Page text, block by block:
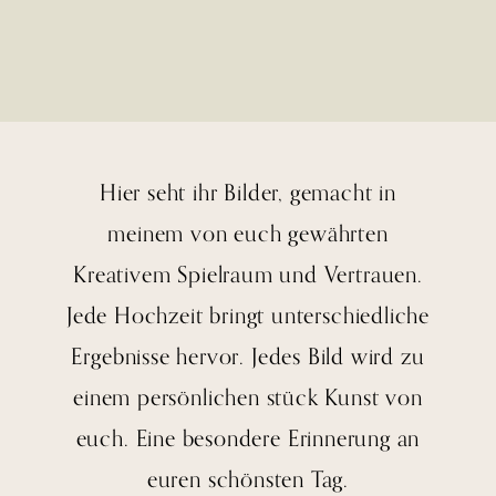
LEISTUNG
PORTFOLIO
ÜBER MICH
Hier seht ihr Bilder, gemacht in
meinem von euch gewährten
Kreativem Spielraum und Vertrauen.
Jede Hochzeit bringt unterschiedliche
Ergebnisse hervor. Jedes Bild wird zu
einem persönlichen stück Kunst von
euch. Eine besondere Erinnerung an
euren schönsten Tag.